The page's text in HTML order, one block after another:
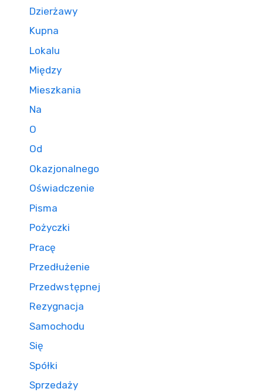
Dzierżawy
Kupna
Lokalu
Między
Mieszkania
Na
O
Od
Okazjonalnego
Oświadczenie
Pisma
Pożyczki
Pracę
Przedłużenie
Przedwstępnej
Rezygnacja
Samochodu
Się
Spółki
Sprzedaży